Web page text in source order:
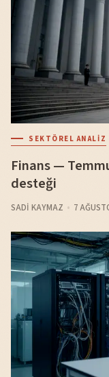
SEKTÖREL ANALIZ
Finans —
desteği
SADI KAYMAZ 7